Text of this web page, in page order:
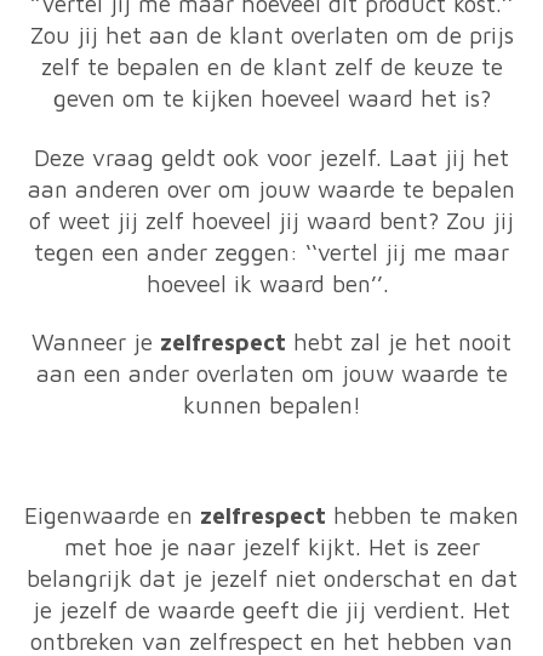
Zou jij het aan de klant overlaten om de prijs
zelf te bepalen en de klant zelf de keuze te
geven om te kijken hoeveel waard het is?
Deze vraag geldt ook voor jezelf. Laat jij het
aan anderen over om jouw waarde te bepalen
of weet jij zelf hoeveel jij waard bent? Zou jij
tegen een ander zeggen: ‘‘vertel jij me maar
hoeveel ik waard ben’’.
Wanneer je zelfrespect hebt zal je het nooit
aan een ander overlaten om jouw waarde te
kunnen bepalen!
Eigenwaarde en zelfrespect hebben te maken
met hoe je naar jezelf kijkt. Het is zeer
belangrijk dat je jezelf niet onderschat en dat
je jezelf de waarde geeft die jij verdient. Het
ontbreken van zelfrespect en het hebben van